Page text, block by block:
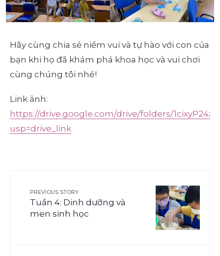
Hãy cùng chia sẻ niềm vui và tự hào với con của
bạn khi họ đã khám phá khoa học và vui chơi
cùng chúng tôi nhé!
Link ảnh:
https://drive.google.com/drive/folders/
usp=drive_link
PREVIOUS STORY
Tuần 4: Dinh dưỡng và
men sinh học